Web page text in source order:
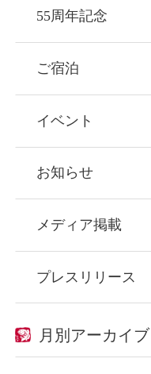
55周年記念
ご宿泊
イベント
お知らせ
メディア掲載
プレスリリース
月別アーカイブ